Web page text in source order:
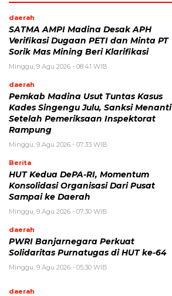
daerah
SATMA AMPI Madina Desak APH
Verifikasi Dugaan PETI dan Minta PT
Sorik Mas Mining Beri Klarifikasi
Minggu, 9 Agu 2026 - 08:41 WIB
daerah
Pemkab Madina Usut Tuntas Kasus
Kades Singengu Julu, Sanksi Menanti
Setelah Pemeriksaan Inspektorat
Rampung
Minggu, 9 Agu 2026 - 07:33 WIB
Berita
HUT Kedua DePA-RI, Momentum
Konsolidasi Organisasi Dari Pusat
Sampai ke Daerah
Minggu, 9 Agu 2026 - 07:30 WIB
daerah
PWRI Banjarnegara Perkuat
Solidaritas Purnatugas di HUT ke-64
Minggu, 9 Agu 2026 - 05:30 WIB
daerah